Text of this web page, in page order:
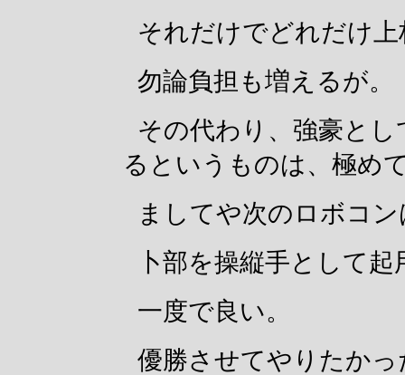
それだけでどれだけ
勿論負担も増えるが。
その代わり、強豪と
るというものは、極め
ましてや次のロボコン
卜部を操縦手として
一度で良い。
優勝させてやりたかっ